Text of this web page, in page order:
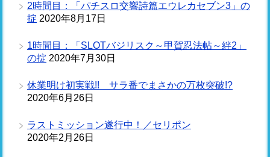
2時間目：「パチスロ交響詩篇エウレカセブン3」の
掟 2020年8月17日
1時間目：「SLOTバジリスク～甲賀忍法帖～絆2」
の掟 2020年7月30日
休業明け初実戦!! サラ番でまさかの万枚突破!?
2020年6月26日
ラストミッション遂行中！／セリポン
2020年2月26日